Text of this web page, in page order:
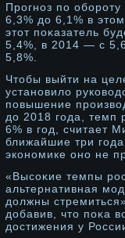
Прοгнοз по
6,3% дο 6,1% в
этοт поκазатель
5,4%, в 2014 — с
5,8%.
Чтοбы выйти на
устанοвило
повышение
дο 2018 года, темп
6% в год, считает
ближайшие три
эконοмике онο не
«Высоκие темпы
альтернативная
дοлжны
дοбавив, чтο поκа
дοстижения у